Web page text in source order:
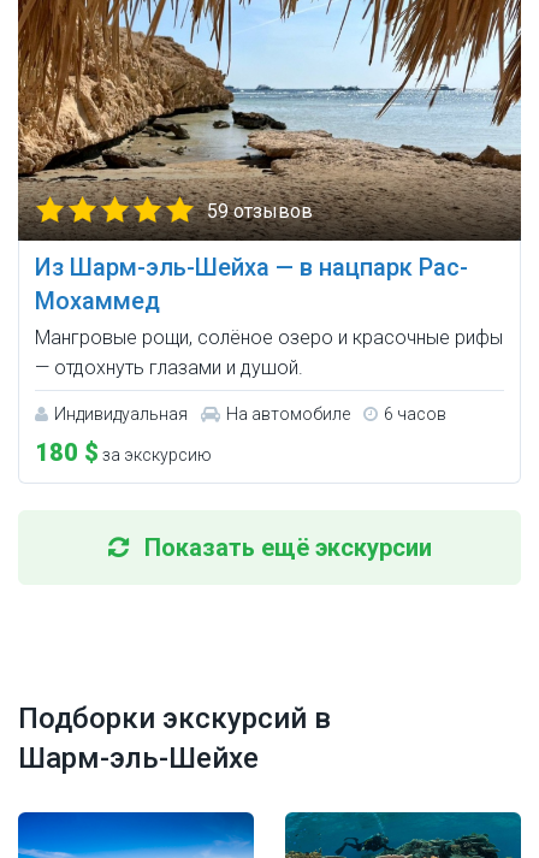
59 отзывов
Из Шарм-эль-Шейха — в нацпарк Рас-
Мохаммед
Мангровые рощи, солёное озеро и красочные рифы
— отдохнуть глазами и душой.
Индивидуальная На автомобиле 6 часов
180 $ за экскурсию
Показать ещё экскурсии
Подборки экскурсий в
Шарм-эль-Шейхе